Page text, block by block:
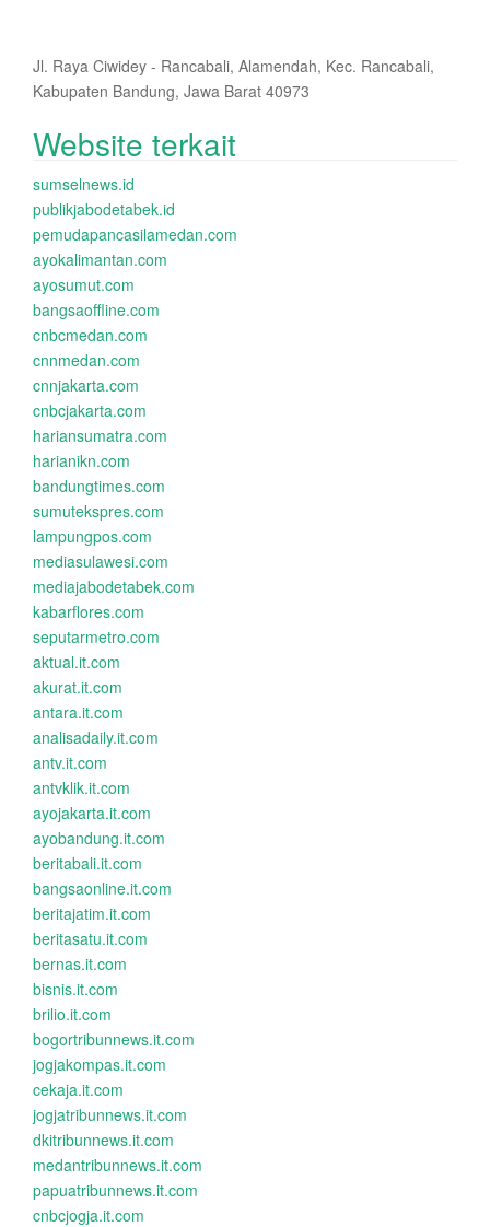
Jl. Raya Ciwidey - Rancabali, Alamendah, Kec. Rancabali,
Kabupaten Bandung, Jawa Barat 40973
Website terkait
sumselnews.id
publikjabodetabek.id
pemudapancasilamedan.com
ayokalimantan.com
ayosumut.com
bangsaoffline.com
cnbcmedan.com
cnnmedan.com
cnnjakarta.com
cnbcjakarta.com
hariansumatra.com
harianikn.com
bandungtimes.com
sumutekspres.com
lampungpos.com
mediasulawesi.com
mediajabodetabek.com
kabarflores.com
seputarmetro.com
aktual.it.com
akurat.it.com
antara.it.com
analisadaily.it.com
antv.it.com
antvklik.it.com
ayojakarta.it.com
ayobandung.it.com
beritabali.it.com
bangsaonline.it.com
beritajatim.it.com
beritasatu.it.com
bernas.it.com
bisnis.it.com
brilio.it.com
bogortribunnews.it.com
jogjakompas.it.com
cekaja.it.com
jogjatribunnews.it.com
dkitribunnews.it.com
medantribunnews.it.com
papuatribunnews.it.com
cnbcjogja.it.com